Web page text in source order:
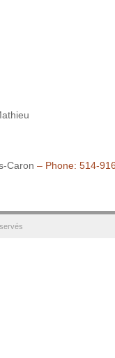
Caron – Phone: 514-